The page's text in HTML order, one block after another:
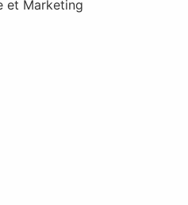
et Marketing